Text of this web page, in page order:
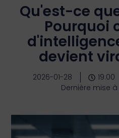
Qu'est-ce
Pourquoi
devient
2026-01-28 19:00
Dernière mise